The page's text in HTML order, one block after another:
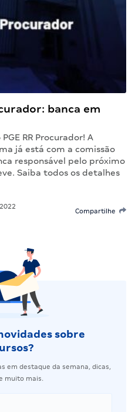
banca em
RR Procurador! A
já está com a comissão
responsável pelo próximo
Saiba todos os detalhes
Compartilhe
sobre
em destaque da semana, dicas,
muito mais.